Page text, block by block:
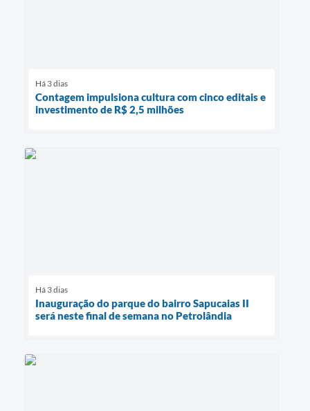
Há 3 dias
Contagem impulsiona cultura com cinco editais e
investimento de R$ 2,5 milhões
Há 3 dias
Inauguração do parque do bairro Sapucaias II
será neste final de semana no Petrolândia